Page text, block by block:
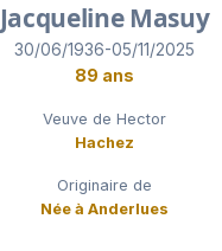
Jacqueline Masuy
30/06/1936-05/11/2025
89 ans
Veuve de Hector
Hachez
Originaire de
Née à Anderlues